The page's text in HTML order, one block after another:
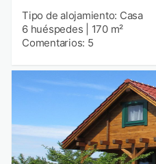
Tipo de alojamiento: Casa
6 huéspedes
170 m²
Comentarios: 5